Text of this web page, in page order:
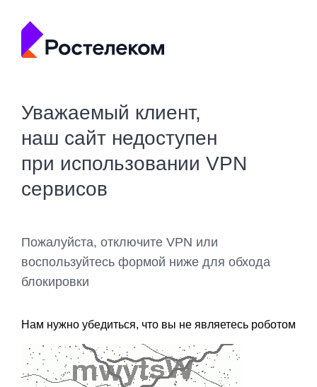
Уважаемый клиент,
наш сайт недоступен
при использовании VPN
сервисов
Пожалуйста, отключите VPN или
воспользуйтесь формой ниже для обхода
блокировки
Нам нужно убедиться, что вы не являетесь роботом